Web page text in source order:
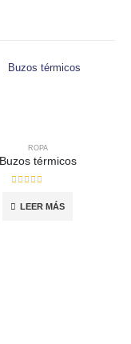
ROPA
Buzos térmicos
LEER MÁS